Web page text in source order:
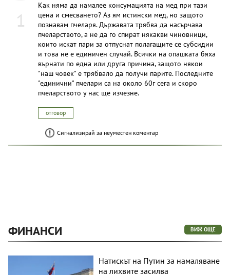
1
Как няма да намалее консумацията на мед при тази
цена и смесването? Аз ям истински мед, но защото
познавам пчеларя. Държавата трябва да насърчава
пчеларството, а не да го спират някакви чиновници,
които искат пари за отпуснат полагащите се субсидии
и това не е единичен случай. Всички на опашката бяха
върнати по една или друга причина, защото някои
"наш човек" е трябвало да получи парите. Последните
"единични" пчелари са на около 60г сега и скоро
пчеларството у нас ще изчезне.
отговор
Сигнализирай за неуместен коментар
ФИНАНСИ ВИЖ ОЩЕ
Натискът на Путин за намаляване
на лихвите засилва